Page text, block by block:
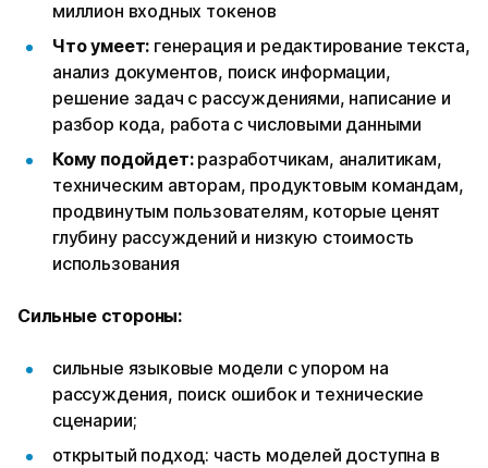
миллион входных токенов
Что умеет: генерация и редактирование текста,
анализ документов, поиск информации,
решение задач с рассуждениями, написание и
разбор кода, работа с числовыми данными
Кому подойдет:разработчикам, аналитикам,
техническим авторам, продуктовым командам,
продвинутым пользователям, которые ценят
глубину рассуждений и низкую стоимость
использования
Сильные стороны:
сильные языковые модели с упором на
рассуждения, поиск ошибок и технические
сценарии;
открытый подход: часть моделей доступна в